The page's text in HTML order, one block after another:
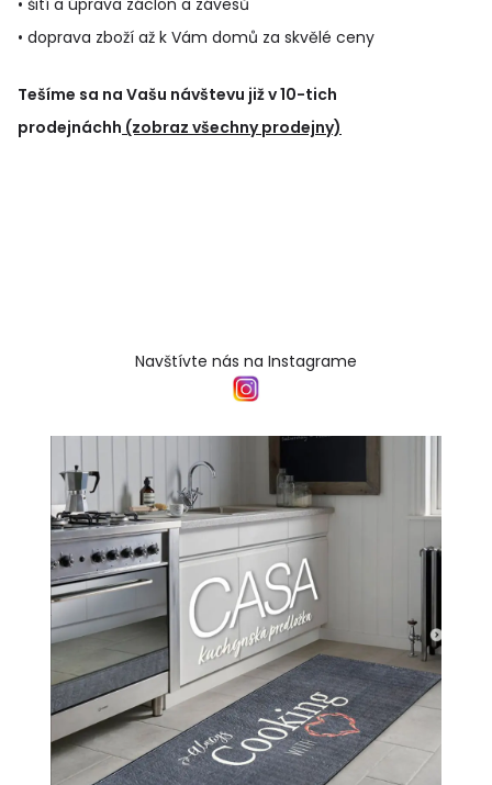
• šití a úprava záclon a závesů
• doprava zboží až k Vám domů za skvělé ceny
Tešíme sa na Vašu návštevu již v 10-tich
prodejnáchh (zobraz všechny prodejny)
Navštívte nás na Instagrame